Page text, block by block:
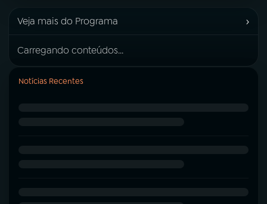
Veja mais do Programa ›
Carregando conteúdos...
Notícias Recentes